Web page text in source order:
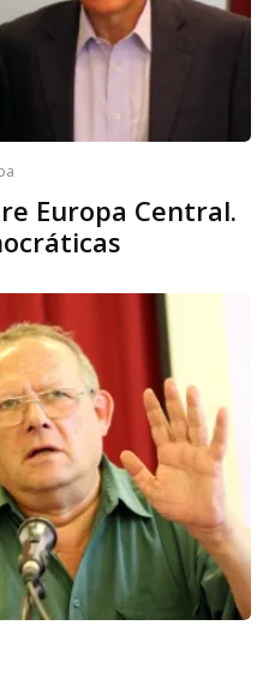
Europa Central.